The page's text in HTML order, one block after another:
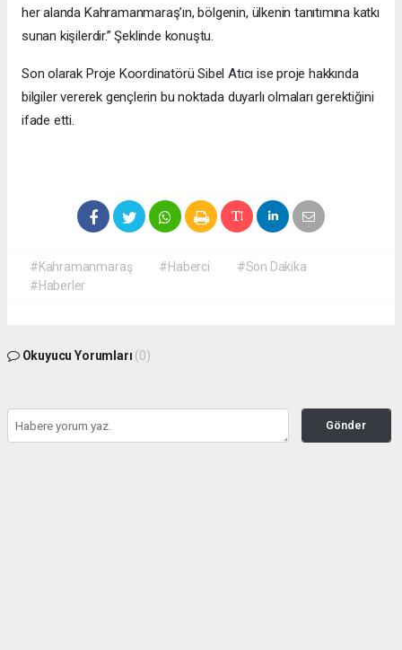
her alanda Kahramanmaraş’ın, bölgenin, ülkenin tanıtımına katkı
sunan kişilerdir.” Şeklinde konuştu.
Son olarak Proje Koordinatörü Sibel Atıcı ise proje hakkında
bilgiler vererek gençlerin bu noktada duyarlı olmaları gerektiğini
ifade etti.
#Kahramanmaraş #Haberci
#Son Dakika
#Haberler
Okuyucu Yorumları (0)
Gönder